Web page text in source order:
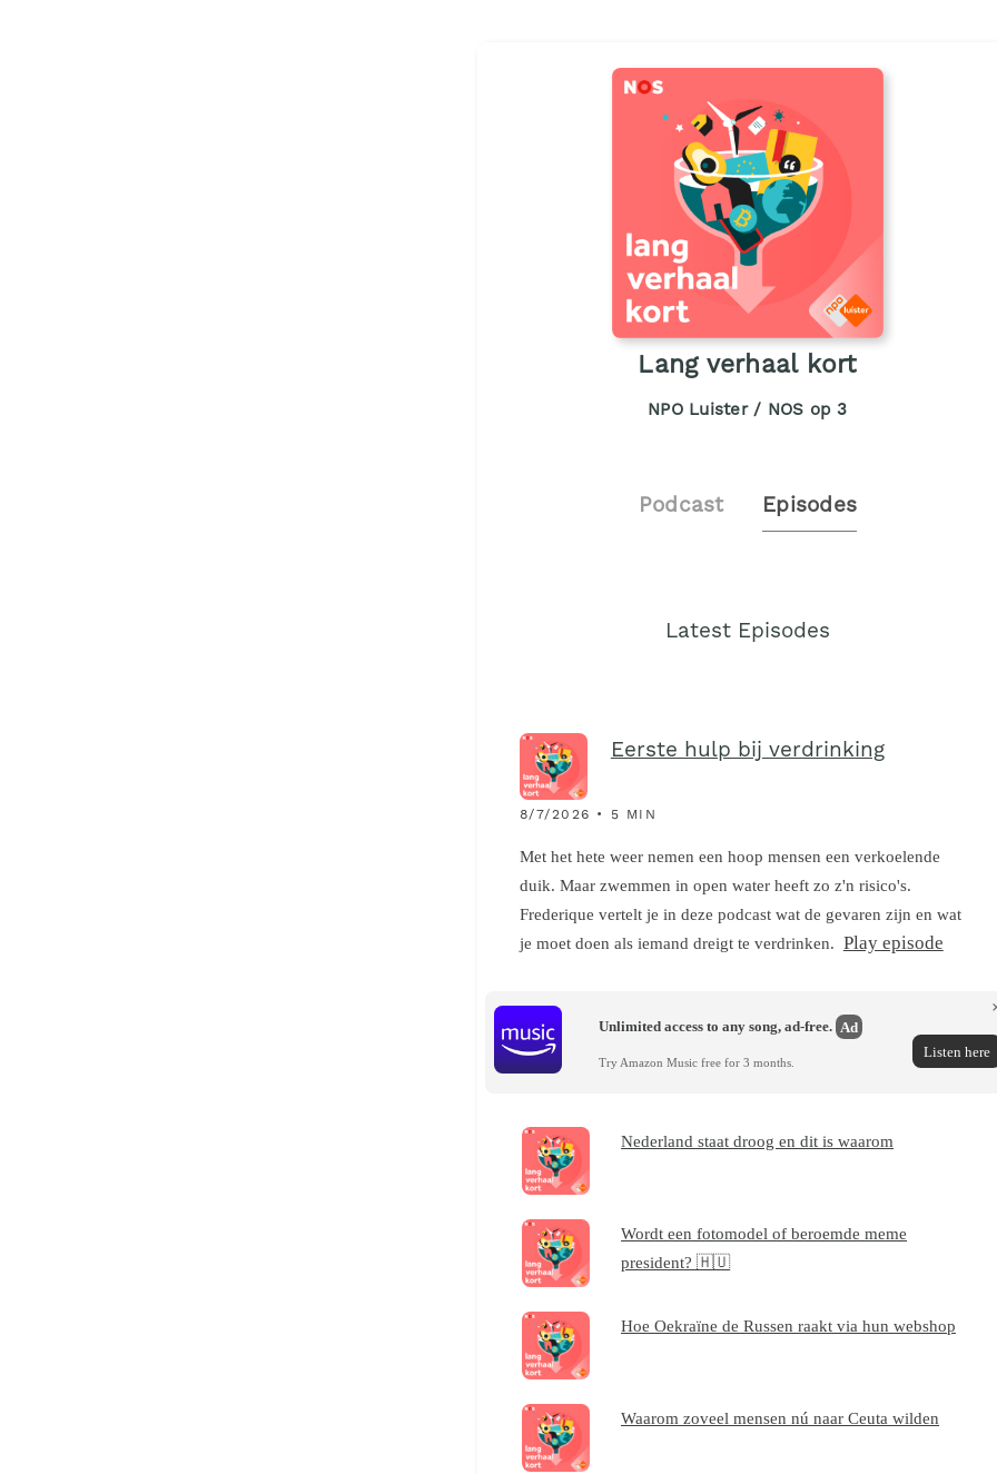
Lang verhaal kort
NPO Luister / NOS op 3
Podcast Episodes
Latest Episodes
Eerste hulp bij verdrinking
8/7/2026 • 5 MIN
Met het hete weer nemen een hoop mensen een verkoelende
duik. Maar zwemmen in open water heeft zo z'n risico's.
Frederique vertelt je in deze podcast wat de gevaren zijn en wat
je moet doen als iemand dreigt te verdrinken. Play episode
Unlimited access to any song, ad-free. Ad
Try Amazon Music free for 3 months.
Listen here
Nederland staat droog en dit is waarom
Wordt een fotomodel of beroemde meme
president? 🇭🇺
Hoe Oekraïne de Russen raakt via hun webshop
Waarom zoveel mensen nú naar Ceuta wilden